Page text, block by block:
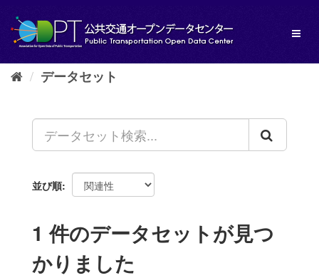
し
データセット
並び順
1 件のデータセットが見つ
かりました